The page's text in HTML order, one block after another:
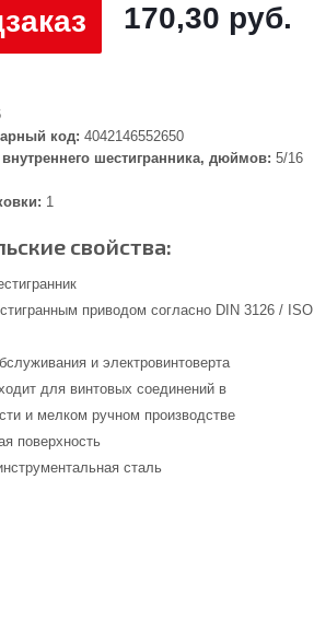
170,30 руб.
код: 4042146552650
шестигранника, дюймов: 5/16
1
свойства:
приводом согласно DIN 3126 / ISO
и электровинтоверта
для винтовых соединений в
и мелком ручном производстве
поверхность
сталь